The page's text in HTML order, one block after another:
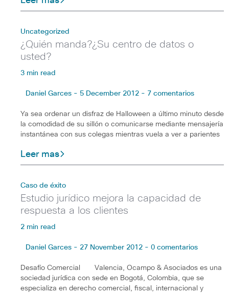
Uncategorized
¿Quién manda?¿Su centro de datos o
usted?
3 min read
Daniel Garces - 5 December 2012 - 7 comentarios
Ya sea ordenar un disfraz de Halloween a último minuto desde
la comodidad de su sillón o comunicarse mediante mensajería
instantánea con sus colegas mientras vuela a ver a parientes
Leer mas
Caso de éxito
Estudio jurídico mejora la capacidad de
respuesta a los clientes
2 min read
Daniel Garces - 27 November 2012 - 0 comentarios
Desafío Comercial Valencia, Ocampo & Asociados es una
sociedad jurídica con sede en Bogotá, Colombia, que se
especializa en derecho comercial, fiscal, internacional y